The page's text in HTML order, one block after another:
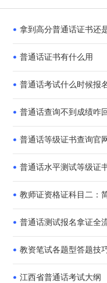
拿到高分普通话证书还
普通话证书有什么用
普通话考试什么时候报
普通话查询不到成绩咋
普通话等级证书查询官网
普通话水平测试等级证
教师证资格证科目二：
普通话测试报名拿证全
教资笔试各题型答题技
江西省普通话考试大纲